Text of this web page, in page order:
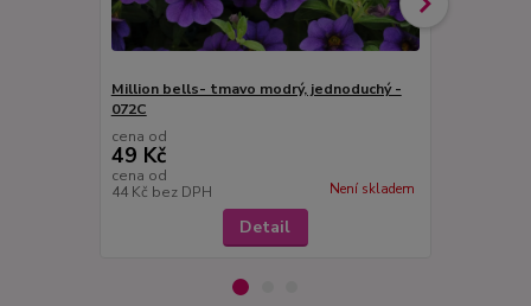
Million bells- tmavo modrý, jednoduchý -
072C
cena od
49 Kč
cena od
44 Kč bez DPH Není skladem
Detail